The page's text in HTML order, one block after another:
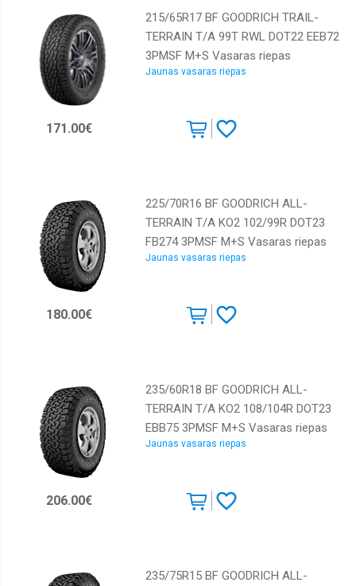
Falken
Federal
Radial
General
Goodride
Gripmax
Hankook
Kumho
Lassa
Michelin
Nankang
Nexen
Nokian
215/65R17 BF GOODRICH TRAIL-
TERRAIN T/A 99T RWL DOT22 EEB72
3PMSF M+S Vasaras riepas
Jaunas vasaras riepas
171.00€
225/70R16 BF GOODRICH ALL-
TERRAIN T/A KO2 102/99R DOT23
FB274 3PMSF M+S Vasaras riepas
Jaunas vasaras riepas
180.00€
235/60R18 BF GOODRICH ALL-
TERRAIN T/A KO2 108/104R DOT23
EBB75 3PMSF M+S Vasaras riepas
Jaunas vasaras riepas
206.00€
235/75R15 BF GOODRICH ALL-